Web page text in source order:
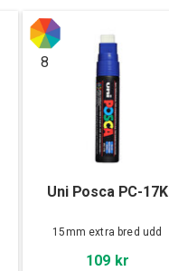
8
Uni Posca PC-17K
15mm extra bred udd
109 kr